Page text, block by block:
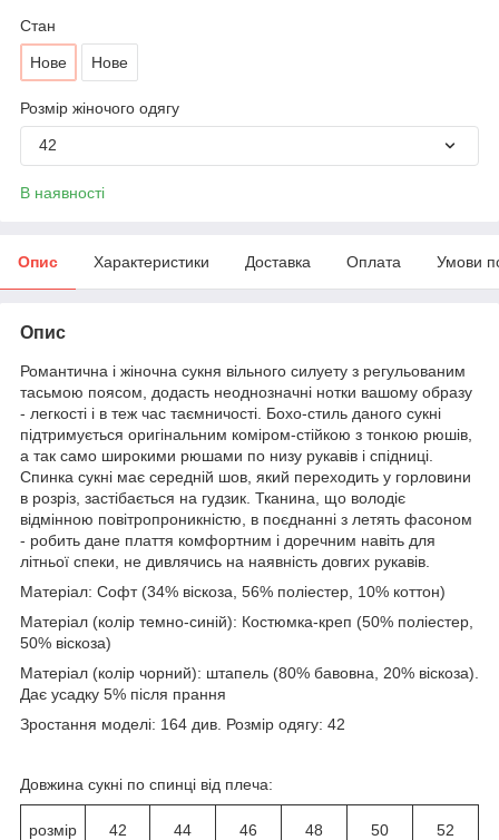
Стан
Нове Нове
Розмір жіночого одягу
42
В наявності
Опис Характеристики Доставка Оплата Умови
Опис
Романтична і жіночна сукня вільного силуету з регульованим
тасьмою поясом, додасть неоднозначні нотки вашому образу
- легкості і в теж час таємничості. Бохо-стиль даного сукні
підтримується оригінальним коміром-стійкою з тонкою рюшів,
а так само широкими рюшами по низу рукавів і спідниці.
Спинка сукні має середній шов, який переходить у горловини
в розріз, застібається на гудзик. Тканина, що володіє
відмінною повітропроникністю, в поєднанні з летять фасоном
- робить дане плаття комфортним і доречним навіть для
літньої спеки, не дивлячись на наявність довгих рукавів.
Матеріал: Софт (34% віскоза, 56% поліестер, 10% коттон)
Матеріал (колір темно-синій): Костюмка-креп (50% поліестер,
50% віскоза)
Матеріал (колір чорний): штапель (80% бавовна, 20% віскоза).
Дає усадку 5% після прання
Зростання моделі: 164 див. Розмір одягу: 42
Довжина сукні по спинці від плеча:
розмір 42 44 46 48 50 52